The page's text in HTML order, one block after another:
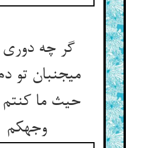
گر چه دوری
می‏جنبان تو
حیث ما کنتم
وجهکم‏